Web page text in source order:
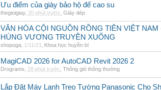
Ưu điểm của giày bảo hộ đế cao su
thegioigiay, 20 phút trước Giày dép
VĂN HÓA CỘI NGUỒN RỒNG TIÊN VIỆT NAM
HÙNG VƯƠNG TRUYỀN XUỐNG
shopoga 1/11/23 Khoa học huyền bí
MagiCAD 2026 for AutoCAD Revit 2026 2
Drograms 28 phút trước Thông gió thông thường
Lắp Đặt Máy Lạnh Treo Tường Panasonic Cho